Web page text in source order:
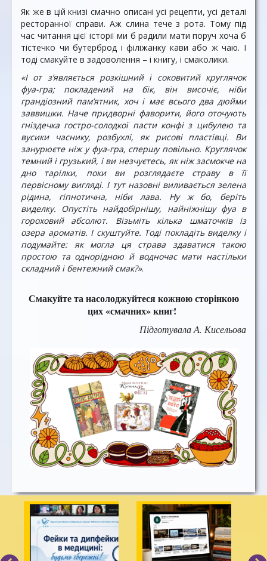
Як же в цій книзі смачно описані усі рецепти, усі деталі
ресторанної справи. Аж слина тече з рота. Тому під
час читання цієї історії ми б радили мати поруч хоча б
тістечко чи бутерброд і філіжанку кави або ж чаю. І
тоді смакуйте в задоволення – і книгу, і смаколики.
«І от з’являється розкішний і соковитий круглячок
фуа-гра; покладений на бік, він височіє, ніби
грандіозний пам’ятник, хоч і має всього два дюйми
заввишки. Наче придворні фаворити, його оточують
гніздечка гостро-солодкої пасти конфі з цибулею та
вусики часнику, розбухлі, як рисові пластівці. Ви
занурюєте ніж у фуа-гра, спершу повільно. Круглячок
темний і грузький, і ви незчуєтесь, як ніж засмокче на
дно тарілки, поки ви розглядаєте страву в її
первісному вигляді. І тут назовні виливається зелена
рідина, гіпнотична, ніби лава. Ну ж бо, беріть
виделку. Опустіть найдобірнішу, найніжнішу фуа в
гороховий абсолют. Візьміть кілька шматочків із
озера ароматів. І скуштуйте. Тоді покладіть виделку і
подумайте: як могла ця страва здаватися такою
простою та однорідною й водночас мати настільки
складний і бентежний смак?».
Смакуйте та насолоджуйтеся кожною сторінкою
цих «смачних» книг!
Підготувала А. Кисельова